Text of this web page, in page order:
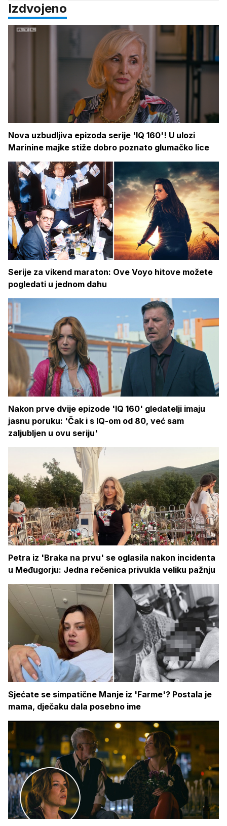
Izdvojeno
Nova uzbudljiva epizoda serije 'IQ 160'! U ulozi
Marinine majke stiže dobro poznato glumačko lice
Serije za vikend maraton: Ove Voyo hitove možete
pogledati u jednom dahu
Nakon prve dvije epizode 'IQ 160' gledatelji imaju
jasnu poruku: 'Čak i s IQ-om od 80, već sam
zaljubljen u ovu seriju'
Petra iz 'Braka na prvu' se oglasila nakon incidenta
u Međugorju: Jedna rečenica privukla veliku pažnju
Sjećate se simpatične Manje iz 'Farme'? Postala je
mama, dječaku dala posebno ime